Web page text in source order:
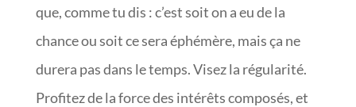
que, comme tu dis : c’est soit on a eu de la
chance ou soit ce sera éphémère, mais ça ne
durera pas dans le temps. Visez la régularité.
Profitez de la force des intérêts composés, et